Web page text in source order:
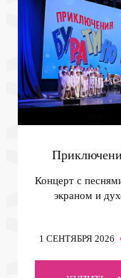
Концерт с
экраном и
1 СЕНТЯБРЯ 2026